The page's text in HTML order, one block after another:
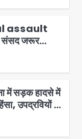
assault
संसद जरूर
प्रियंका
नहीं ‘गुड-
सड़क हादसे में
उपद्रवियों ने
और स्लीपर